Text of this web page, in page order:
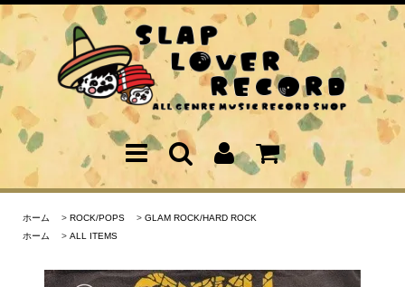
ホーム > ROCK/POPS > GLAM ROCK/HARD ROCK
ホーム
> ALL ITEMS